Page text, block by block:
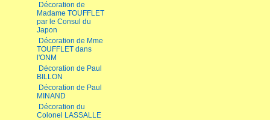
Décoration de
Madame TOUFFLET
par le Consul du
Japon
Décoration de Mme
TOUFFLET dans
l'ONM
Décoration de Paul
BILLON
Décoration de Paul
MINAND
Décoration du
Colonel LASSALLE